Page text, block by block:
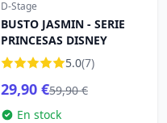
D-Stage
BUSTO JASMIN - SERIE
PRINCESAS DISNEY
5.0(7)
29,90 €59,90 €
En stock